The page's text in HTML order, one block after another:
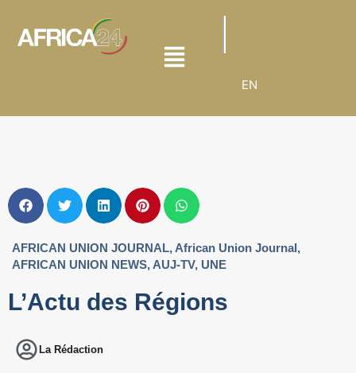
EN
AFRICAN UNION JOURNAL, African Union Journal,
AFRICAN UNION NEWS, AUJ-TV, UNE
L’Actu des Régions
La Rédaction